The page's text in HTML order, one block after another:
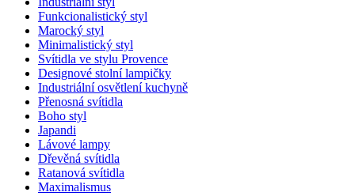
Funkcionalistický styl
Marocký styl
Minimalistický styl
Svítidla ve stylu Provence
Designové stolní lampičky
Industriální osvětlení kuchyně
Přenosná svítidla
Boho styl
Japandi
Lávové lampy
Dřevěná svítidla
Ratanová svítidla
Maximalismus